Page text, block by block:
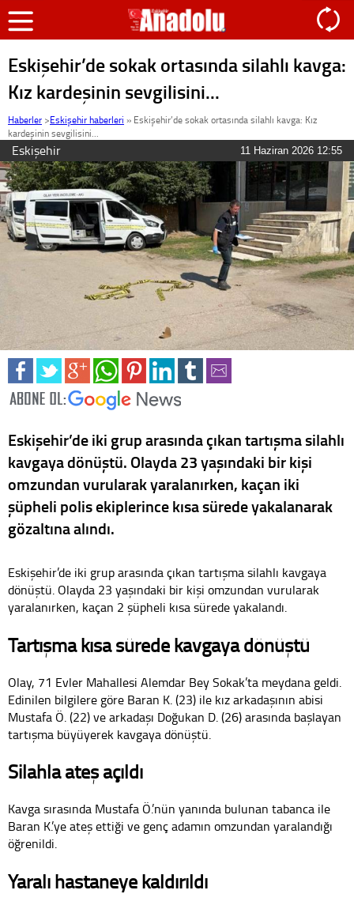
Eskişehir’de sokak ortasında silahlı kavga:
Kız kardeşinin sevgilisini...
Haberler >Eskişehir haberleri » Eskişehir’de sokak ortasında silahlı kavga: Kız
kardeşinin sevgilisini...
Eskişehir 11 Haziran 2026 12:55
Eskişehir’de iki grup arasında çıkan tartışma silahlı
kavgaya dönüştü. Olayda 23 yaşındaki bir kişi
omzundan vurularak yaralanırken, kaçan iki
şüpheli polis ekiplerince kısa sürede yakalanarak
gözaltına alındı.
Eskişehir’de iki grup arasında çıkan tartışma silahlı kavgaya
dönüştü. Olayda 23 yaşındaki bir kişi omzundan vurularak
yaralanırken, kaçan 2 şüpheli kısa sürede yakalandı.
Tartışma kısa sürede kavgaya dönüştü
Olay, 71 Evler Mahallesi Alemdar Bey Sokak’ta meydana geldi.
Edinilen bilgilere göre Baran K. (23) ile kız arkadaşının abisi
Mustafa Ö. (22) ve arkadaşı Doğukan D. (26) arasında başlayan
tartışma büyüyerek kavgaya dönüştü.
Silahla ateş açıldı
Kavga sırasında Mustafa Ö.’nün yanında bulunan tabanca ile
Baran K.’ye ateş ettiği ve genç adamın omzundan yaralandığı
öğrenildi.
Yaralı hastaneye kaldırıldı